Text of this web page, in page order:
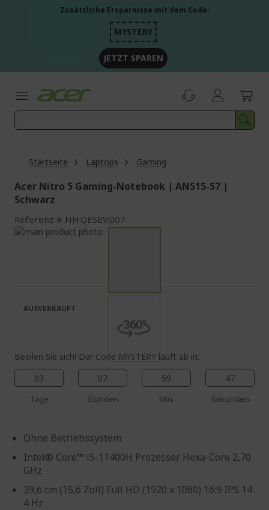
Zusätzliche Ersparnisse mit dem Code:
MYSTERY
JETZT SPAREN
Startseite Laptops Gaming
Acer Nitro 5 Gaming-Notebook | AN515-57 |
Schwarz
Referenz NH.QESEV.007
Zum
Beeilen Sie sich! Der Code MYSTERY läuft ab in:
03
Tage
07
Stunden
59
Min.
46
Sekunden
Ohne Betriebssystem
Intel® Core™ i5-11400H Prozessor Hexa-Core 2,70
GHz
39,6 cm (15,6 Zoll) Full HD (1920 x 1080) 16:9 IPS 14
4 Hz
AUSVERKAUFT